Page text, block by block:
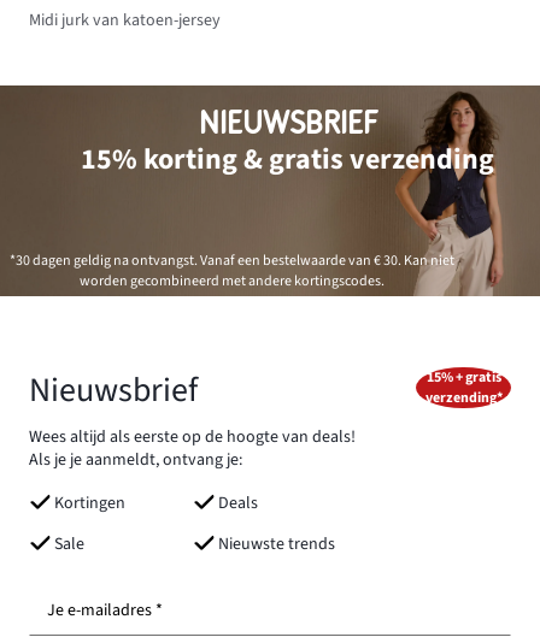
Midi jurk van katoen-jersey
NIEUWSBRIEF
15% korting & gratis verzending
*30 dagen geldig na ontvangst. Vanaf een bestelwaarde van € 30. Kan niet
worden gecombineerd met andere kortingscodes.
Nieuwsbrief
Wees altijd als eerste op de hoogte van deals!
Als je je aanmeldt, ontvang je:
Kortingen
Deals
Sale
Nieuwste trends
15% + gratis
verzending*
Je e-mailadres *